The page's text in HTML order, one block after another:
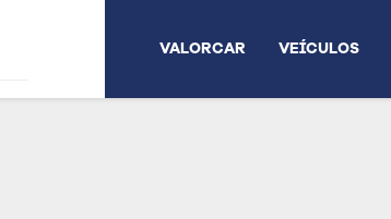
VALORCAR VEÍCULOS